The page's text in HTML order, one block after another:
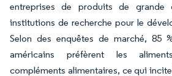
entreprises de produits de grande
institutions de recherche pour le
Selon des enquêtes de marché, 85
américains préfèrent les
compléments alimentaires, ce qui